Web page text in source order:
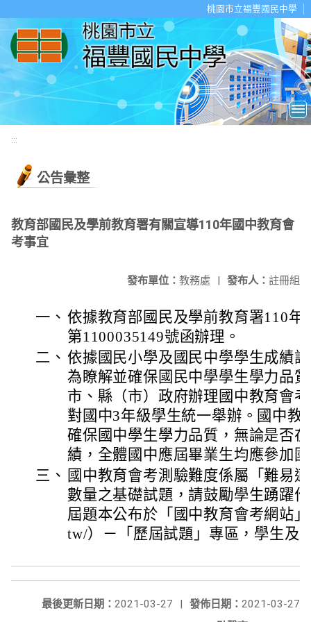
桃園市立福豐國民中學
:::
公告彙整
教育部國民及學前教育署有關宣導110年國中教育會
考事宜
發布人： 註冊組
發布單位： 教務處 |
一、 依據教育部國民及學前教育署110年
第1100035149號函辦理。
二、 依據國民小學及國民中學學生成績
為瞭解並確保國民中學學生學力品
市、縣（市）政府辦理國中教育會
對國中3年級學生統一舉辦。國中教
確保國中學生學力品質，無論是否
績，全體國中應屆畢業生均應參加
三、 國中教育會考測驗難度係屬「難易
數量之基礎試題，請鼓勵學生踴躍
屆題本公布於「國中教育會考網站
tw/）－「歷屆試題」專區，學生及
發佈日期： 2021-03-27
最後更新日期： 2021-03-27
|